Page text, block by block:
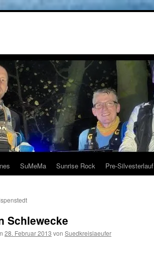
SuMeMa Sunrise Rock Pre-Silvesterlauf
Schlewecke
28. Februar 2013 von Suedkreislaeufer